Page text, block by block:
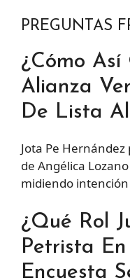
PREGUNTAS
¿Cómo Así
Alianza
De Lista
Jota Pe
de Angélica
midiendo
¿Qué Rol
Petrista
Encuesta